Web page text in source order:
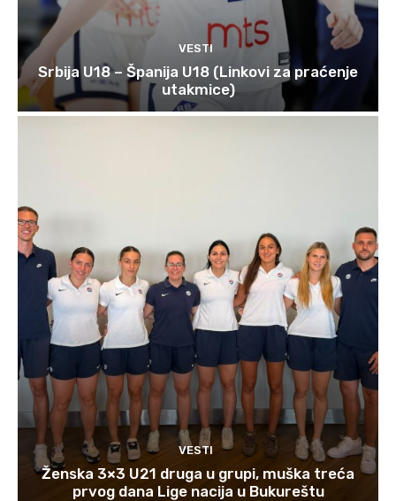
VESTI
Srbija U18 – Španija U18 (Linkovi za praćenje
utakmice)
VESTI
Ženska 3×3 U21 druga u grupi, muška treća
prvog dana Lige nacija u Bukureštu